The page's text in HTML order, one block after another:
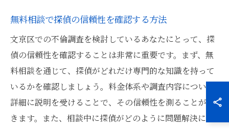
無料相談で探偵の信頼性を確認する方法
文京区での不倫調査を検討しているあなたにとって、探
偵の信頼性を確認することは非常に重要です。まず、無
料相談を通じて、探偵がどれだけ専門的な知識を持って
いるかを確認しましょう。料金体系や調査内容について
詳細に説明を受けることで、その信頼性を測ることがで
きます。また、相談中に探偵がどのように問題解決に取